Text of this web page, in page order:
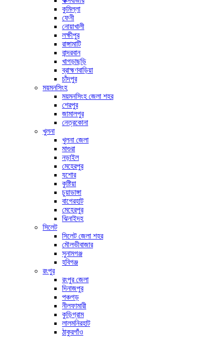
কুমিল্লা
ফেনী
নোয়াখালী
লক্ষীপুর
রাঙ্গামাটি
বান্দরবান
খাগড়াছড়ি
ব্রাহ্মণবাড়িয়া
চাঁদপুর
ময়মনসিংহ
ময়মনসিংহ জেলা শহর
শেরপুর
জামালপুর
নেত্রকোনা
খুলনা
খুলনা জেলা
মাগুরা
নড়াইল
মেহেরপুর
যশোর
কুষ্টিয়া
চুয়াডাঙ্গা
বাগেরহাট
মেহেরপুর
ঝিনাইদহ
সিলেট
সিলেট জেলা শহর
মৌলভীবাজার
সুনামগঞ্জ
হবিগঞ্জ
রংপুর
রংপুর জেলা
দিনাজপুর
পঞ্চগড়
নীলফামারী
কুড়িগ্রাম
লালমনিরহাট
ঠাকুরগাঁও